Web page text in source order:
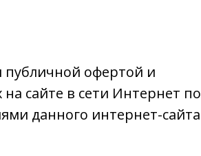
публичной офертой и
сайте в сети Интернет по
данного интернет-сайта